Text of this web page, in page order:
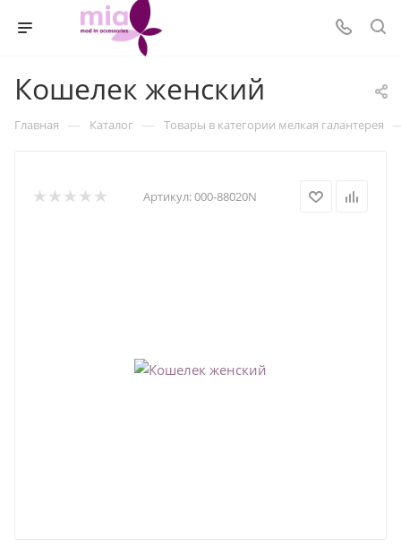
Кошелек женский
Главная — Каталог — Товары в категории мелкая галантерея
Артикул:000-88020N